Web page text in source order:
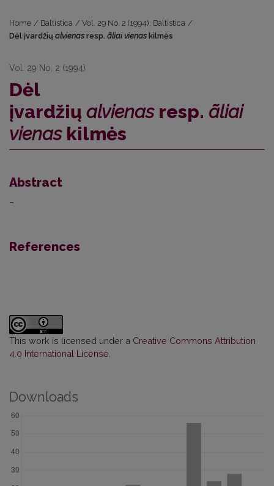
Home / Baltistica / Vol. 29 No. 2 (1994): Baltistica /
Dėl įvardžių alvienas resp. ãliai vienas kilmės
Vol. 29 No. 2 (1994)
Dėl
įvardžių alvienasresp. ãliai
vienaskilmės
Abstract
–
References
This work is licensed under a Creative Commons Attribution
4.0 International License
Downloads